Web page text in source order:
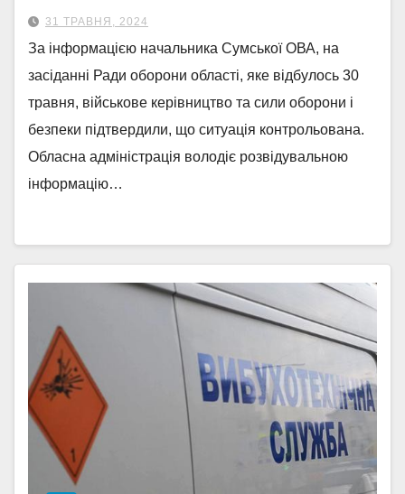
31 ТРАВНЯ, 2024
За інформацією начальника Сумської ОВА, на
засіданні Ради оборони області, яке відбулось 30
травня, військове керівництво та сили оборони і
безпеки підтвердили, що ситуація контрольована.
Обласна адміністрація володіє розвідувальною
інформацію…